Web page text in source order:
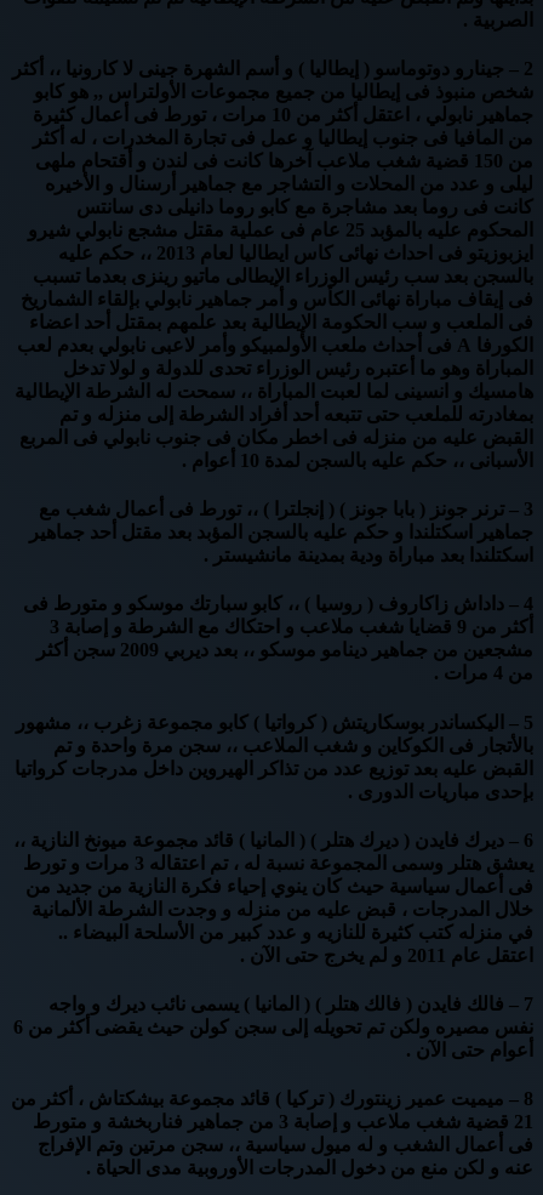
الصربية .
2 – جينارو دوتوماسو ( إيطاليا ) و أسم الشهرة جينى لا كارونيا ،، أكثر
شخص منبوذ فى إيطاليا من جميع مجموعات الأولتراس ,, هو كابو
جماهير نابولي ، اعتقل أكثر من 10 مرات ، تورط فى أعمال كثيرة
من المافيا فى جنوب إيطاليا و عمل فى تجارة المخدرات ، له أكثر
من 150 قضية شغب ملاعب آخرها كانت فى لندن و أقتحام ملهى
ليلى و عدد من المحلات و التشاجر مع جماهير أرسنال و الأخيره
كانت فى روما بعد مشاجرة مع كابو روما دانيلى دى سانتس
المحكوم عليه بالمؤبد 25 عام فى عملية مقتل مشجع نابولي شيرو
ايزبوزيتو فى احداث نهائى كاس ايطاليا لعام 2013 ،، حكم عليه
بالسجن بعد سب رئيس الوزراء الإيطالى ماتيو رينزى بعدما تسبب
فى إيقاف مباراة نهائى الكأس و أمر جماهير نابولي بإلقاء الشماريخ
فى الملعب و سب الحكومة الإيطالية بعد علمهم بمقتل أحد اعضاء
الكورفا A فى أحداث ملعب الأولمبيكو وأمر لاعبى نابولي بعدم لعب
المباراة وهو ما أعتبره رئيس الوزراء تحدى للدولة و لولا تدخل
هامسيك و انسينى لما لعبت المباراة ،، سمحت له الشرطة الإيطالية
بمغادرته للملعب حتى تتبعه أحد أفراد الشرطة إلى منزله و تم
القبض عليه من منزله فى اخطر مكان فى جنوب نابولي فى المربع
الأسبانى ،، حكم عليه بالسجن لمدة 10 أعوام .
3 – ترنر جونز ( بابا جونز ) ( إنجلترا ) ،، تورط فى أعمال شغب مع
جماهير اسكتلندا و حكم عليه بالسجن المؤبد بعد مقتل أحد جماهير
اسكتلندا بعد مباراة ودية بمدينة مانشيستر .
4 – داداش زاكاروف ( روسيا ) ،، كابو سبارتك موسكو و متورط فى
أكثر من 9 قضايا شغب ملاعب و احتكاك مع الشرطة و إصابة 3
مشجعين من جماهير دينامو موسكو ،، بعد ديربي 2009 سجن أكثر
من 4 مرات .
5 – اليكساندر بوسكاريتش ( كرواتيا ) كابو مجموعة زغرب ،، مشهور
بالأتجار فى الكوكاين و شغب الملاعب ،، سجن مرة واحدة و تم
القبض عليه بعد توزيع عدد من تذاكر الهيروين داخل مدرجات كرواتيا
بإحدى مباريات الدورى .
6 – ديرك فايدن ( ديرك هتلر ) ( المانيا ) قائد مجموعة ميونخ النازية ،،
يعشق هتلر وسمى المجموعة نسبة له ، تم اعتقاله 3 مرات و تورط
فى أعمال سياسية حيث كان ينوي إحياء فكرة النازية من جديد من
خلال المدرجات ، قبض عليه من منزله و وجدت الشرطة الألمانية
في منزله كتب كثيرة للنازيه و عدد كبير من الأسلحة البيضاء ..
اعتقل عام 2011 و لم يخرج حتى الآن .
7 – فالك فايدن ( فالك هتلر ) ( المانيا ) يسمى نائب ديرك و واجه
نفس مصيره ولكن تم تحويله إلى سجن كولن حيث يقضى أكثر من 6
أعوام حتى الآن .
8 – ميميت عمير زينتورك ( تركيا ) قائد مجموعة بيشكتاش ، أكثر من
21 قضية شغب ملاعب و إصابة 3 من جماهير فناربخشة و متورط
فى أعمال الشغب و له ميول سياسية ،، سجن مرتين وتم الإفراج
عنه و لكن منع من دخول المدرجات الأوروبية مدى الحياة .